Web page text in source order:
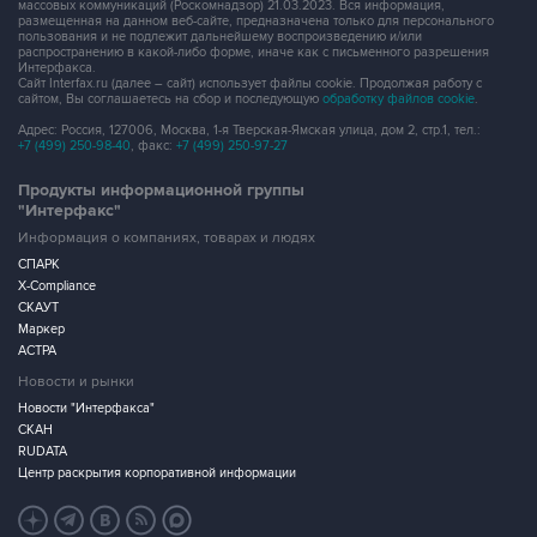
Интерфакса.
Сайт Interfax.ru (далее – сайт) использует файлы cookie. Продолжая работу с
сайтом, Вы соглашаетесь на сбор и последующую обработку файлов cookie.
Адрес: Россия, 127006, Москва, 1-я Тверская-Ямская улица, дом 2, стр.1, тел.:
+7 (499) 250-98-40, факс: +7 (499) 250-97-27
Продукты информационной группы
Информация о компаниях, товарах и людях
СПАРК
X-Compliance
СКАУТ
Маркер
АСТРА
Новости и рынки
Новости "Интерфакса"
СКАН
RUDATA
Центр раскрытия корпоративной информации